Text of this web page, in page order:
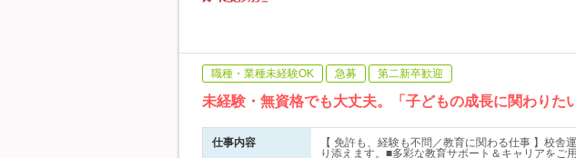
職種・業種未経験OK 急募 第二新卒歓迎
未経験・無資格でも大丈夫。「子どもの成長に関わりた
仕事内容
【 免許も、経験も不問／教育に関わる仕事 】校
り添えます。■多彩な教育サポート＆キャリアをご